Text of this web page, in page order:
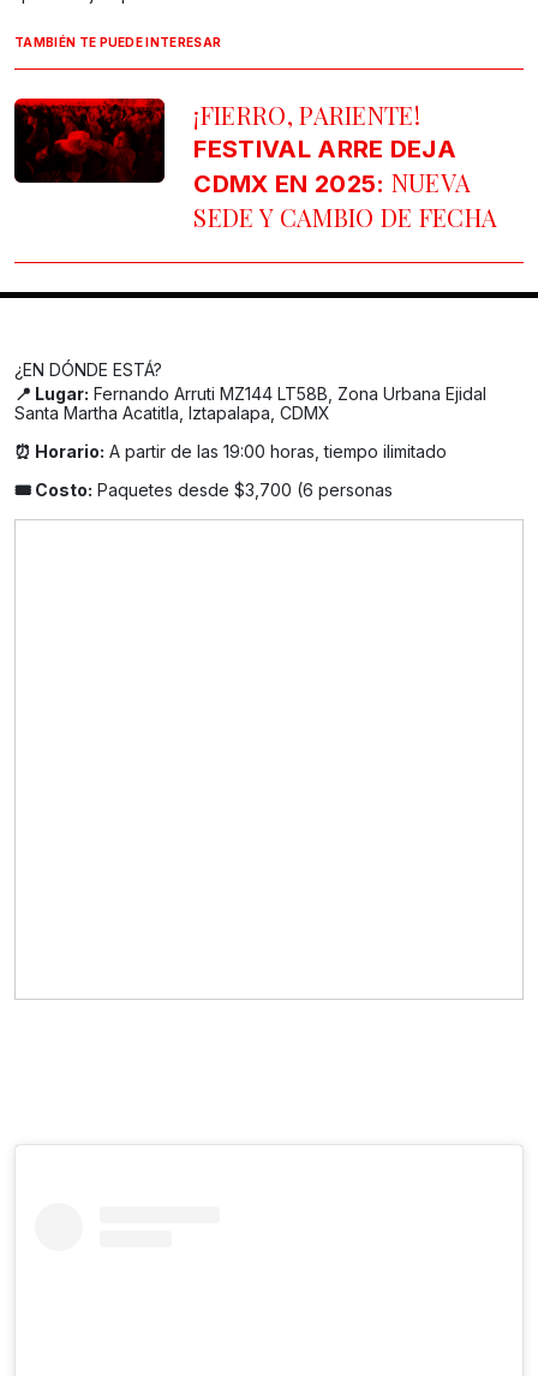
TAMBIÉN TE PUEDE INTERESAR
¡FIERRO, PARIENTE!
FESTIVAL ARRE DEJA
CDMX EN 2025: NUEVA
SEDE Y CAMBIO DE FECHA
¿EN DÓNDE ESTÁ?
📍 Lugar: Fernando Arruti MZ144 LT58B, Zona Urbana Ejidal
Santa Martha Acatitla, Iztapalapa, CDMX
⏰ Horario: A partir de las 19:00 horas, tiempo ilimitado
🎟️ Costo: Paquetes desde $3,700 (6 personas